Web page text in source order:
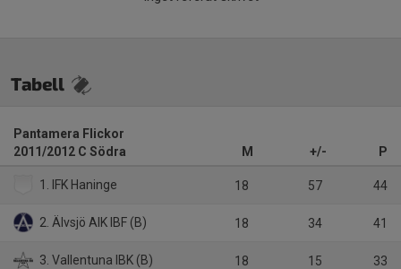
Tabell
Pantamera Flickor
2011/2012 C Södra
M +/- P
1. IFK Haninge 18 57 44
2. Älvsjö AIK IBF (B) 18 34 41
3. Vallentuna IBK (B) 18 15 33